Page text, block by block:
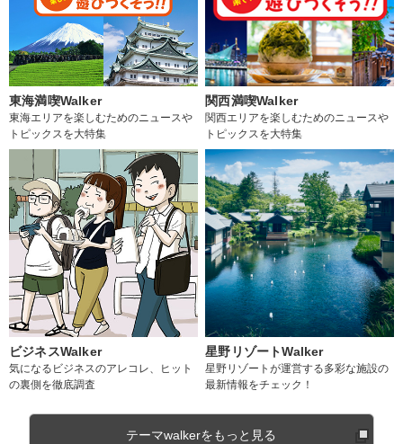
東海満喫Walker
東海エリアを楽しむためのニュースや
トピックスを大特集
関西満喫Walker
関西エリアを楽しむためのニュースや
トピックスを大特集
ビジネスWalker
気になるビジネスのアレコレ、ヒット
の裏側を徹底調査
星野リゾートWalker
星野リゾートが運営する多彩な施設の
最新情報をチェック！
テーマwalkerをもっと見る